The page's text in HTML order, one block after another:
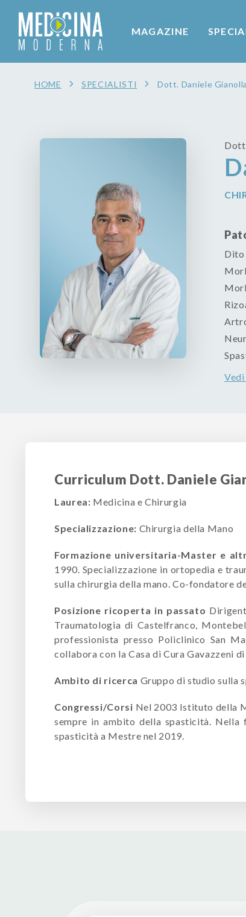
MAGAZINE
HOME SPECIALISTI Dott. Daniele Gianolla
Dito
Curriculum Dott. Daniele
Laurea: Medicina e Chirurgia
Specializzazione: Chirurgia della Mano
Formazione universitaria-Master e
1990. Specializzazione in ortopedia e
sulla chirurgia della mano. Co-fondatore
Posizione ricoperta in passato
Traumatologia di Castelfranco,
professionista presso Policlinico San
collabora con la Casa di Cura Gavazzeni
Ambito di ricerca Gruppo di studio sulla
Congressi/Corsi Nel 2003 Istituto della
sempre in ambito della spasticità. Nella
spasticità a Mestre nel 2019.